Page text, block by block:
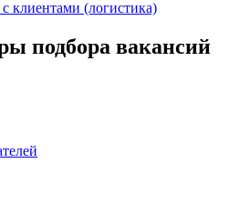
клиентами (логистика)
подбора вакансий